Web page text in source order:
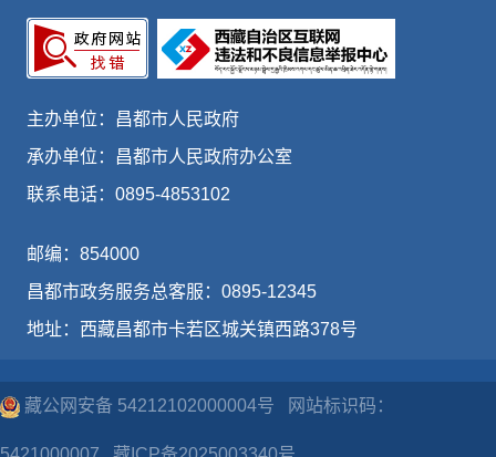
主办单位：昌都市人民政府
承办单位：昌都市人民政府办公室
联系电话：0895-4853102
邮编：854000
昌都市政务服务总客服：0895-12345
地址：西藏昌都市卡若区城关镇西路378号
藏公网安备 54212102000004号 网站标识码：